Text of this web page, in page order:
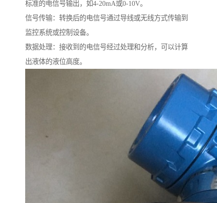
标准的电信号输出，如4-20mA或0-10V。
信号传输：转换后的电信号通过导线或无线方式传输到
监控系统或控制设备。
数据处理：接收到的电信号经过处理和分析，可以计算
出液体的液位高度。